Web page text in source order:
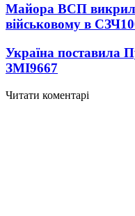
Майора ВСП
військовому в СЗЧ
Україна поставила
ЗМІ9667
Читати коментарі